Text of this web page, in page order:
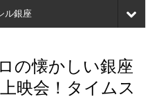
ル銀座
の懐かしい銀座
映会！タイムス